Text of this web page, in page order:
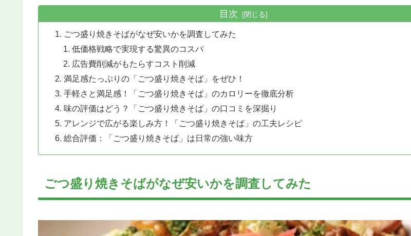
目次
ごつ盛り焼きそばがなぜ安いかを調査してみた
低価格戦略で実現する驚異のコスパ
広告費削減がもたらすコスト削減
満足感たっぷりの「ごつ盛り焼きそば」をぜひ！
手軽さと満足感！「ごつ盛り焼きそば」のカロリーを徹底分析
味の評価はどう？「ごつ盛り焼きそば」の口コミを深掘り
アレンジで広がる楽しみ方！「ごつ盛り焼きそば」の工夫レシピ
総合評価：「ごつ盛り焼きそば」は日常の強い味方
ごつ盛り焼きそばがなぜ安いかを調査してみた